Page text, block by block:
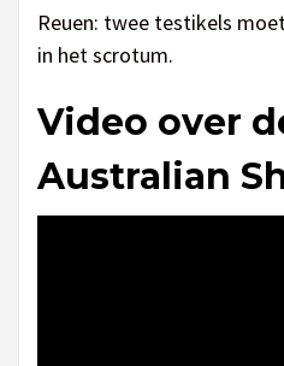
Reuen: twee testikels
in het scrotum.
Video over
Australian